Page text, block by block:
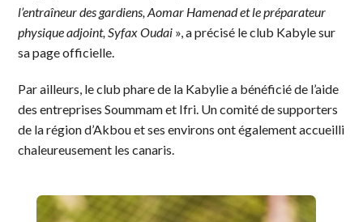
l’entraîneur des gardiens, Aomar Hamenad et le préparateur
physique adjoint, Syfax Oudai », a précisé le club Kabyle sur
sa page officielle.
Par ailleurs, le club phare de la Kabylie a bénéficié de l’aide
des entreprises Soummam et Ifri. Un comité de supporters
de la région d’Akbou et ses environs ont également accueilli
chaleureusement les canaris.